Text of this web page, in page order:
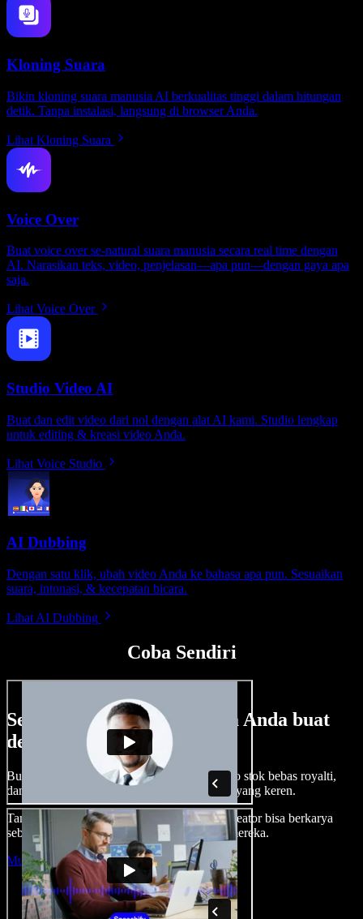
Kloning Suara
Bikin kloning suara manusia AI berkualitas tinggi dalam hitungan
detik. Tanpa instalasi, langsung di browser Anda.
Lihat Kloning Suara
Voice Over
Buat voice over se-natural suara manusia secara real time dengan
AI. Narasikan teks, video, penjelasan—apa pun—dengan gaya apa
saja.
Lihat Voice Over
Studio Video AI
Buat dan edit video dari nol dengan alat AI kami. Studio lengkap
untuk editing & kreasi video Anda.
Lihat Voice Studio
AI Dubbing
Dengan satu klik, ubah video Anda ke bahasa apa pun. Sesuaikan
suara, intonasi, & kecepatan bicara.
Lihat AI Dubbing
Coba Sendiri
Sedikit contoh hal yang bisa Anda buat
dengan Speechify Studio.
Buat voice over, tambah gambar, audio, video stok bebas royalti,
dan kloning suara untuk proyek audio-video yang keren.
Tanpa kurva belajar, semua dari browser—kreator bisa berkarya
sebebas mungkin dan wujudkan ide kreatif mereka.
Mulai Studio